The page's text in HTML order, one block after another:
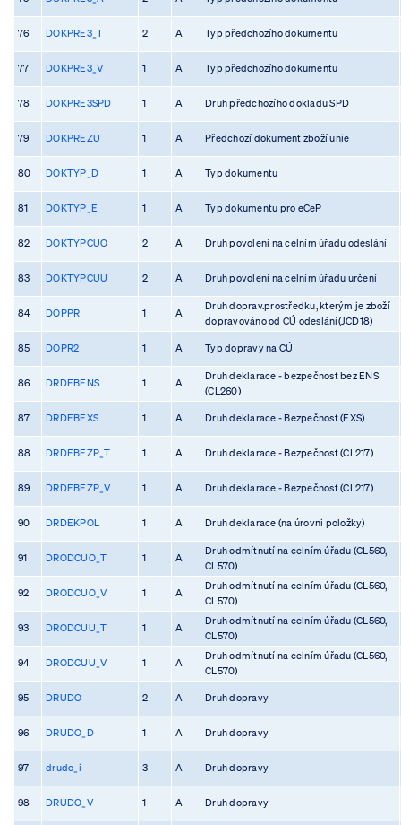
76 DOKPRE3_T 2 A Typ předchozího dokumentu
77 DOKPRE3_V 1 A Typ předchozího dokumentu
78 DOKPRE3SPD 1 A Druh předchozího dokladu SPD
79 DOKPREZU 1 A Předchozí dokument zboží unie
80 DOKTYP_D 1 A Typ dokumentu
81 DOKTYP_E 1 A Typ dokumentu pro eCeP
82 DOKTYPCUO 2 A Druh povolení na celním úřadu odeslání
83 DOKTYPCUU 2 A Druh povolení na celním úřadu určení
84 DOPPR 1 A
Druh doprav.prostředku, kterým je zboží
dopravováno od CÚ odeslání(JCD18)
85 DOPR2 1 A Typ dopravy na CÚ
86 DRDEBENS 1 A
Druh deklarace - bezpečnost bez ENS
(CL260)
87 DRDEBEXS 1 A Druh deklarace - Bezpečnost (EXS)
88 DRDEBEZP_T 1 A Druh deklarace - Bezpečnost (CL217)
89 DRDEBEZP_V 1 A Druh deklarace - Bezpečnost (CL217)
90 DRDEKPOL 1 A Druh deklarace (na úrovni položky)
91 DRODCUO_T 1 A
Druh odmítnutí na celním úřadu (CL560,
CL570)
92 DRODCUO_V 1 A
Druh odmítnutí na celním úřadu (CL560,
CL570)
93 DRODCUU_T 1 A
Druh odmítnutí na celním úřadu (CL560,
CL570)
94 DRODCUU_V 1 A
Druh odmítnutí na celním úřadu (CL560,
CL570)
95 DRUDO 2 A Druh dopravy
96 DRUDO_D 1 A Druh dopravy
97 drudo_i 3 A Druh dopravy
98 DRUDO_V 1 A Druh dopravy